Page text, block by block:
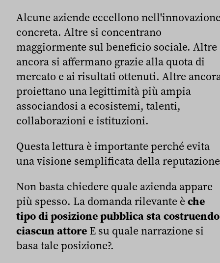
Alcune aziende eccellono
concreta. Altre si concentrano
maggiormente sul beneficio sociale. Altre
ancora si affermano grazie alla quota di
mercato e ai risultati ottenuti. Altre
proiettano una legittimità più ampia
associandosi a ecosistemi, talenti,
collaborazioni e istituzioni.
Questa lettura è importante perché evita
una visione semplificata della
Non basta chiedere quale azienda appare
più spesso. La domanda rilevante è che
tipo di posizione pubblica sta costruendo
ciascun attore E su quale narrazione si
basa tale posizione?.